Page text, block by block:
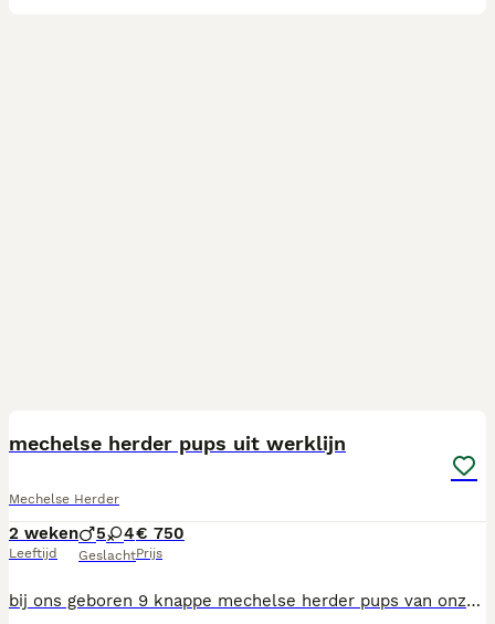
mechelse herder pups uit werklijn
Mechelse Herder
2 weken
Leeftijd
5 4
Geslacht
€ 750
Prijs
bij ons geboren 9 knappe mechelse herder pups van onze toet. toet brn 55948 dean shield brn 48554 toet is van ripper 36448 x kira brn 37490 onze toet is een huishond en een pittige, vriendelijke dame zoek je een toffe levendige pup laat het me weten.